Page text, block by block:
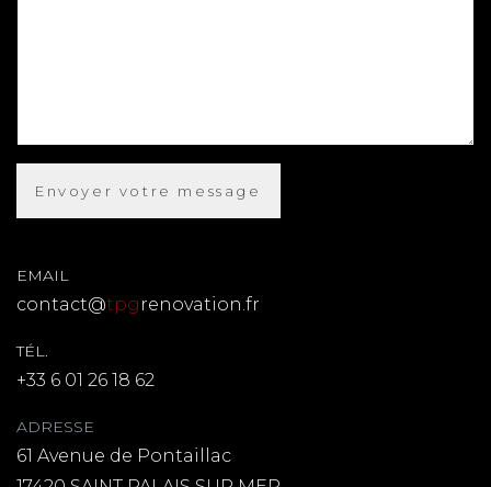
EMAIL
contact@tpg renovation.fr
TÉL.
+33 6 01 26 18 62
ADRESSE
61 Avenue de Pontaillac